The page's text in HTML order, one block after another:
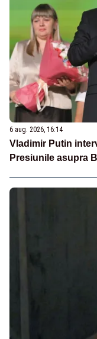
6 aug. 2026, 16:14
Vladimir Putin
Presiunile asupra